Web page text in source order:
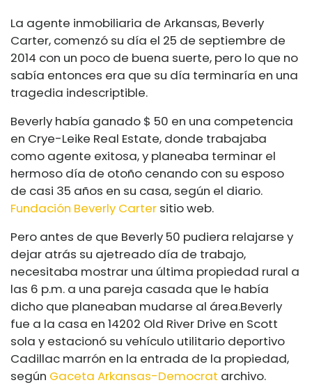
La agente inmobiliaria de Arkansas, Beverly
Carter, comenzó su día el 25 de septiembre de
2014 con un poco de buena suerte, pero lo que no
sabía entonces era que su día terminaría en una
tragedia indescriptible.
Beverly había ganado $ 50 en una competencia
en Crye-Leike Real Estate, donde trabajaba
como agente exitosa, y planeaba terminar el
hermoso día de otoño cenando con su esposo
de casi 35 años en su casa, según el diario.
Fundación Beverly Carter sitio web.
Pero antes de que Beverly 50 pudiera relajarse y
dejar atrás su ajetreado día de trabajo,
necesitaba mostrar una última propiedad rural a
las 6 p.m. a una pareja casada que le había
dicho que planeaban mudarse al área.Beverly
fue a la casa en 14202 Old River Drive en Scott
sola y estacionó su vehículo utilitario deportivo
Cadillac marrón en la entrada de la propiedad,
según Gaceta Arkansas-Democrat archivo.